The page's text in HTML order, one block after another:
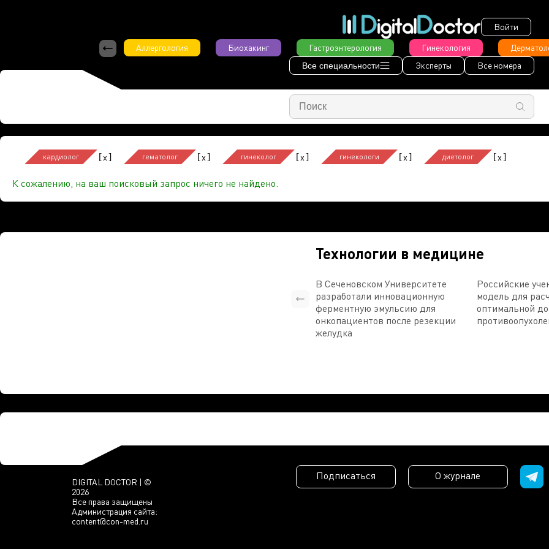
Войти
Аллергология
Биохакинг Гастроэнтерология Гинекология
Все специальности Эксперты Все номера
кардиолог [x] гематолог [x] гинеколог [x] гинекологи [x] диетолог [x]
К сожалению, на ваш поисковый запрос ничего не найдено.
Технологии в медицине
В Сеченовском Университете
разработали инновационную
ферментную эмульсию для
онкопациентов после резекции
желудка
Российские
модель для
оптимальной
DIGITAL DOCTOR | ©
2026
Все права защищены
Администрация сайта:
content@con-med.ru
Подписаться О журнале